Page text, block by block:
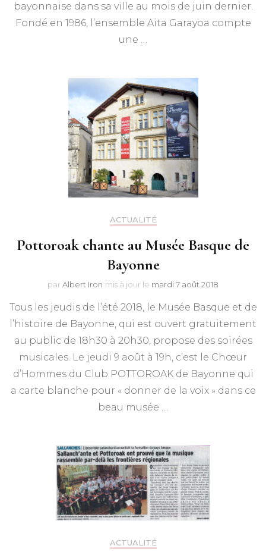
bayonnaise dans sa ville au mois de juin dernier.
Fondé en 1986, l’ensemble Aita Garayoa compte
une …
ACTUALITÉ
Pottoroak chante au Musée Basque de
Bayonne
par Albert Iron mis à jour le mardi 7 août 2018
Tous les jeudis de l’été 2018, le Musée Basque et de
l’histoire de Bayonne, qui est ouvert gratuitement
au public de 18h30 à 20h30, propose des soirées
musicales. Le jeudi 9 août à 19h, c’est le Chœur
d’Hommes du Club POTTOROAK de Bayonne qui
a carte blanche pour « donner de la voix » dans ce
beau musée …
ACTUALITÉ